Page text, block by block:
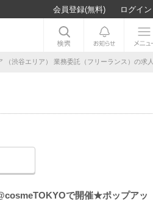
会員登録(無料) ログイン
（渋谷エリア） 業務委託（フリーランス）の求人
で開催★ポップアッ